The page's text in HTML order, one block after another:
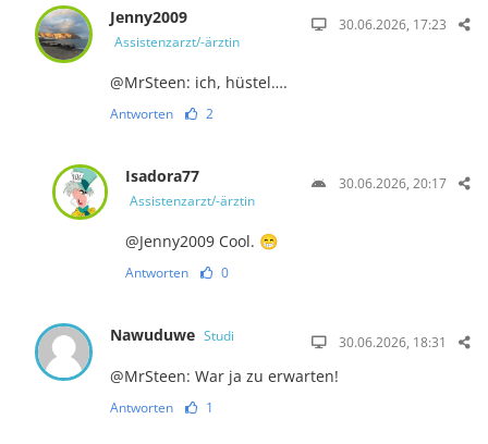
Jenny2009
Assistenzarzt/-ärztin
30.06.2026, 17:23
@MrSteen: ich, hüstel….
Antworten 2
Isadora77
Assistenzarzt/-ärztin
30.06.2026, 20:17
@Jenny2009 Cool. 😁
Antworten 0
Nawuduwe Studi 30.06.2026, 18:31
@MrSteen: War ja zu erwarten!
Antworten 1